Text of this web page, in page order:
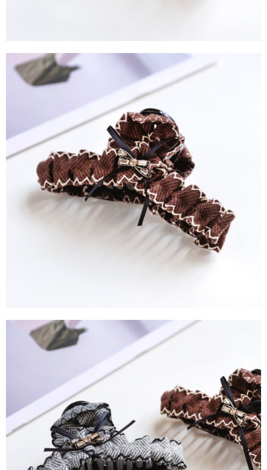
３．未成年的使用者請事先徵得法定代理人或監護人之同意方可使用
「AFTEE先享後付」，若未經同意申辦者引起之損失，本公司不負相關責
任。
４．使用「AFTEE先享後付」時，將依據個別帳號之用戶狀況，依本公司即
時審查核予不同之上限額度；若仍有額度不足之情形，本公司將視審查結果
請求用戶進行身份認證。
５．嚴禁一人註冊多個帳號或使用他人資訊註冊。若發現惡意使用之情形，
恩沛科技股份有限公司將有權停止該用戶之使用額度並採取法律行動。
宅配
每筆NT$90，滿NT$1,500(含以上)免運費